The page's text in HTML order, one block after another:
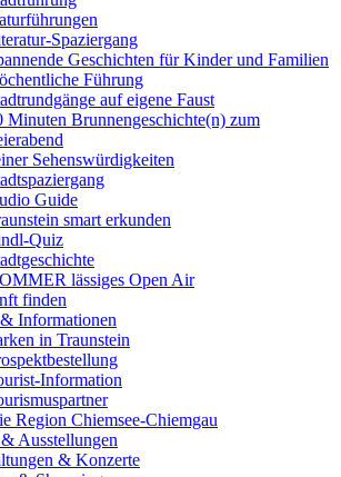
Spaziergang
Geschichten für Kinder und Familien
Führung
auf eigene Faust
Minuten Brunnengeschichte(n) zum
Sehenswürdigkeiten
Guide
smart erkunden
Quiz
lässiges Open Air
finden
Informationen
in Traunstein
Information
Region Chiemsee-Chiemgau
Ausstellungen
& Konzerte